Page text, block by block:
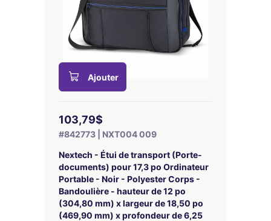
Ajouter
103,79$
#842773 | NXT004 009
Nextech - Étui de transport (Porte-
documents) pour 17,3 po Ordinateur
Portable - Noir - Polyester Corps -
Bandoulière - hauteur de 12 po
(304,80 mm) x largeur de 18,50 po
(469,90 mm) x profondeur de 6,25